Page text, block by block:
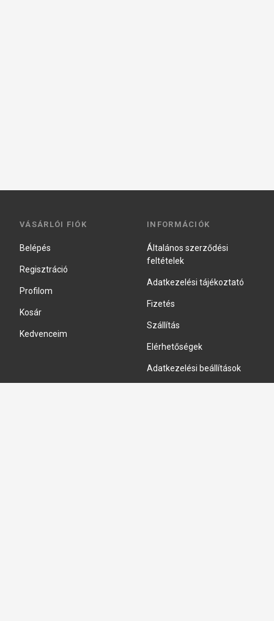
VÁSÁRLÓI FIÓK
Belépés
Regisztráció
Profilom
Kosár
Kedvenceim
INFORMÁCIÓK
Általános szerződési
feltételek
Adatkezelési tájékoztató
Fizetés
Szállítás
Elérhetőségek
Adatkezelési beállítások